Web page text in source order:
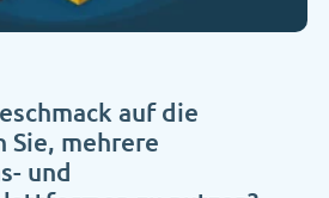
auf die
Sie, mehrere
und